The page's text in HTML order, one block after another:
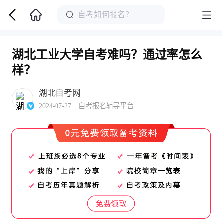
湖北工业大学自考难吗？通过率怎么
样？
湖北自考网
2024-07-27 自考报名辅导平台